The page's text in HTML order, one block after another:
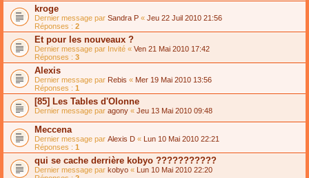
kroge
Dernier message par Sandra P « Jeu 22 Juil 2010 21:56
Réponses : 2
Et pour les nouveaux ?
Dernier message par Invité « Ven 21 Mai 2010 17:42
Réponses : 3
Alexis
Dernier message par Rebis « Mer 19 Mai 2010 13:56
Réponses : 1
[85] Les Tables d'Olonne
Dernier message par agony « Jeu 13 Mai 2010 09:48
Meccena
Dernier message par Alexis D « Lun 10 Mai 2010 22:21
Réponses : 1
qui se cache derrière kobyo ???????????
Dernier message par kobyo « Lun 10 Mai 2010 22:20